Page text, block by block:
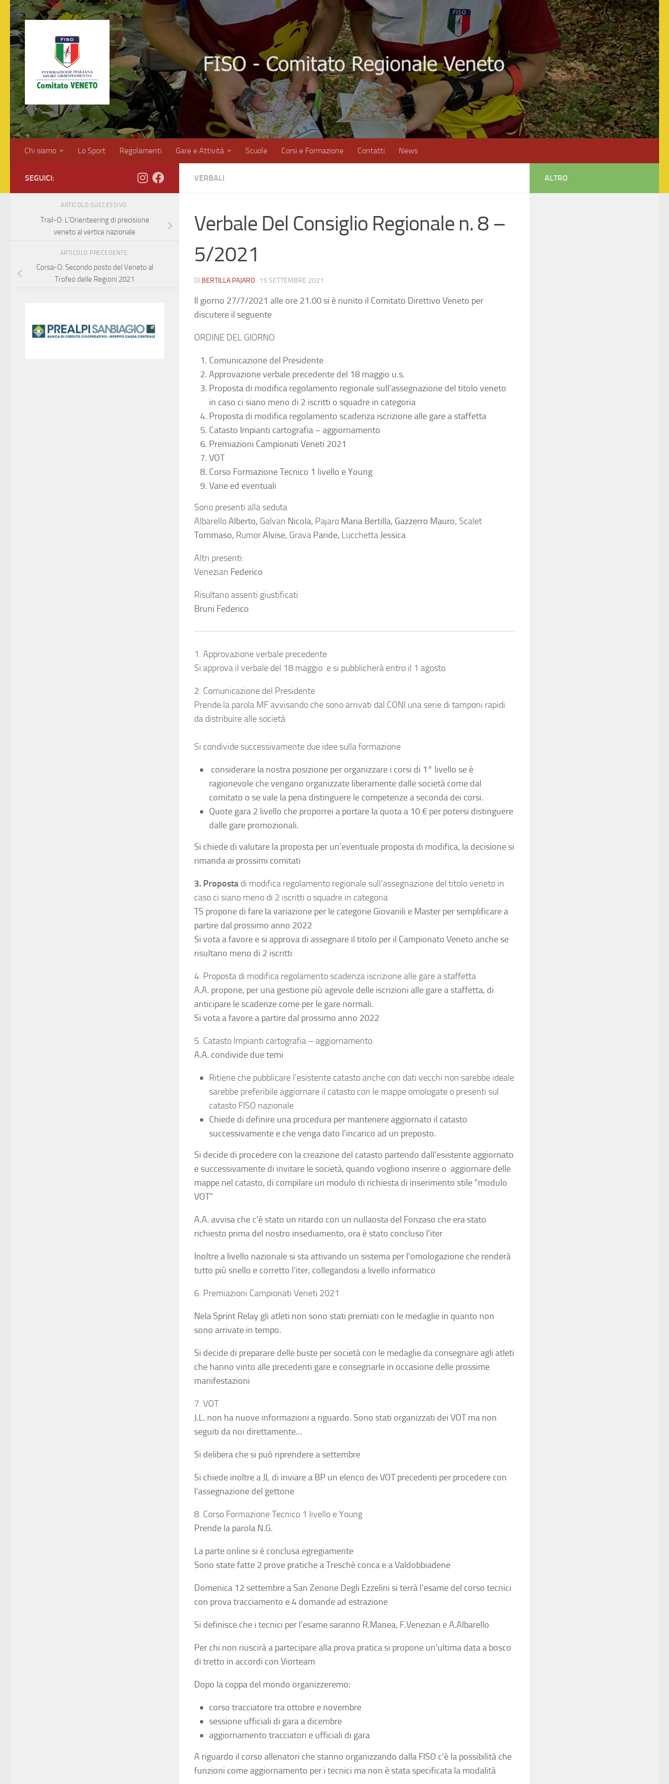
Salta al contenuto
Chi siamo Lo Sport Regolamenti Gare e Attività Scuole Corsi e Formazione Contatti News
VERBALI
Verbale Del Consiglio Regionale n. 8 –
5/2021
DI BERTILLA PAJARO · 15 SETTEMBRE 2021
Il giorno 27/7/2021 alle ore 21.00 si è riunito il Comitato Direttivo Veneto per
discutere il seguente
ORDINE DEL GIORNO
Comunicazione del Presidente
Approvazione verbale precedente del 18 maggio u.s.
Proposta di modifica regolamento regionale sull’assegnazione del titolo veneto
in caso ci siano meno di 2 iscritti o squadre in categoria
Proposta di modifica regolamento scadenza iscrizione alle gare a staffetta
Catasto Impianti cartografia – aggiornamento
Premiazioni Campionati Veneti 2021
VOT
Corso Formazione Tecnico 1 livello e Young
Varie ed eventuali
Sono presenti alla seduta
AlbarelloAlberto, Galvan Nicola, Pajaro Maria Bertilla, Gazzerro Mauro, Scalet
Tommaso, RumorAlvise, Grava Paride, Lucchetta Jessica
Altri presenti:
Venezian Federico
Risultano assenti giustificati
Bruni Federico
1. Approvazione verbale precedente
Si approva il verbale del 18 maggio e si pubblicherà entro il 1 agosto
2. Comunicazione del Presidente
Prende la parola MF avvisando che sono arrivati dal CONI una serie di tamponi rapidi
da distribuire alle società
Si condivide successivamente due idee sulla formazione
considerare la nostra posizione per organizzare i corsi di 1° livello se è
ragionevole che vengano organizzate liberamente dalle società come dal
comitato o se vale la pena distinguere le competenze a seconda dei corsi.
Quote gara 2 livello che proporrei a portare la quota a 10 € per potersi distinguere
dalle gare promozionali.
Si chiede di valutare la proposta per un’eventuale proposta di modifica, la decisione si
rimanda ai prossimi comitati
3. Proposta di modifica regolamento regionale sull’assegnazione del titolo veneto in
caso ci siano meno di 2 iscritti o squadre in categoria
TS propone di fare la variazione per le categorie Giovanili e Master per semplificare a
partire dal prossimo anno 2022
Si vota a favore e si approva di assegnare il titolo per il Campionato Veneto anche se
risultano meno di 2 iscritti
4. Proposta di modifica regolamento scadenza iscrizione alle gare a staffetta
A.A. propone, per una gestione più agevole delle iscrizioni alle gare a staffetta, di
anticipare le scadenze come per le gare normali.
Si vota a favorea partire dal prossimo anno 2022
5. Catasto Impianti cartografia – aggiornamento
A.A. condivide due temi
Ritiene che pubblicare l’esistente catasto anche con dati vecchi non sarebbe ideale
sarebbe preferibile aggiornare il catasto con le mappe omologate o presenti sul
catasto FISO nazionale
Chiede di definire una procedura per mantenere aggiornato il catasto
successivamente e che venga dato l’incarico ad un preposto.
Si decide di procedere con la creazione del catasto partendo dall’esistente aggiornato
e successivamente di invitare le società, quando vogliono inserire o aggiornare delle
mappe nel catasto, di compilare un modulo di richiesta di inserimento stile “modulo
VOT”
A.A. avvisa che c’è stato un ritardo con un nullaosta del Fonzaso che era stato
richiesto prima del nostro insediamento, ora è stato concluso l’iter
Inoltre a livello nazionale si sta attivando un sistema per l’omologazione che renderà
tutto più snello e corretto l’iter, collegandosi a livello informatico
6. Premiazioni Campionati Veneti 2021
Nela Sprint Relay gli atleti non sono stati premiati con le medaglie in quanto non
sono arrivate in tempo.
Si decide di preparare delle buste per società con le medaglie da consegnare agli atleti
che hanno vinto alle precedenti gare e consegnarle in occasione delle prossime
manifestazioni
7. VOT
J.L. non ha nuove informazioni a riguardo. Sono stati organizzati dei VOT ma non
seguiti da noi direttamente…
Si delibera che si può riprendere a settembre
Si chiede inoltre a JL di inviare a BP un elenco dei VOT precedenti per procedere con
l’assegnazione del gettone
8. Corso Formazione Tecnico 1 livello e Young
Prende la parola N.G.
La parte online si è conclusa egregiamente
Sono state fatte 2 prove pratiche a Treschè conca e a Valdobbiadene
Domenica 12 settembre a San Zenone Degli Ezzelini si terrà l’esame del corso tecnici
con prova tracciamento e 4 domande ad estrazione
Si definisce che i tecnici per l’esame saranno R.Manea, F.Venezian e A.Albarello
Per chi non riuscirà a partecipare alla prova pratica si propone un’ultima data a bosco
di tretto in accordi con Viorteam
Dopo la coppa del mondo organizzeremo:
corso tracciatore tra ottobre e novembre
sessione ufficiali di gara a dicembre
aggiornamento tracciatori e ufficiali di gara
A riguardo il corso allenatori che stanno organizzando dalla FISO c’è la possibilità che
funzioni come aggiornamento per i tecnici ma non è stata specificata la modalità
SEGUICI:
ARTICOLO SUCCESSIVO
Trail-O: L’Orienteering di precisione
veneto al vertice nazionale
ARTICOLO PRECEDENTE
Corsa-O: Secondo posto del Veneto al
Trofeo delle Regioni 2021
ALTRO